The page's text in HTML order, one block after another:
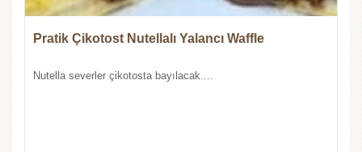
Pratik Çikotost Nutellalı Yalancı Waffle
Nutella severler çikotosta bayılacak....